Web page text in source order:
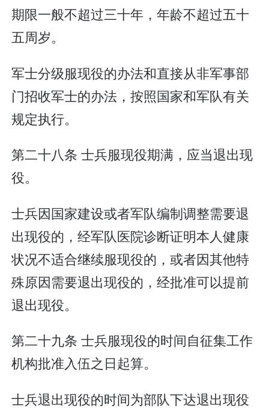
期限一般不超过三十年，年龄不超过五十
五周岁。
军士分级服现役的办法和直接从非军事部
门招收军士的办法，按照国家和军队有关
规定执行。
第二十八条 士兵服现役期满，应当退出现
役。
士兵因国家建设或者军队编制调整需要退
出现役的，经军队医院诊断证明本人健康
状况不适合继续服现役的，或者因其他特
殊原因需要退出现役的，经批准可以提前
退出现役。
第二十九条 士兵服现役的时间自征集工作
机构批准入伍之日起算。
士兵退出现役的时间为部队下达退出现役